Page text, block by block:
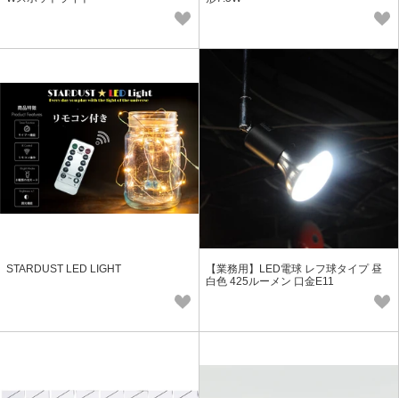
STARDUST LED LIGHT
【業務用】LED電球 レフ球タイプ 昼
白色 425ルーメン 口金E11